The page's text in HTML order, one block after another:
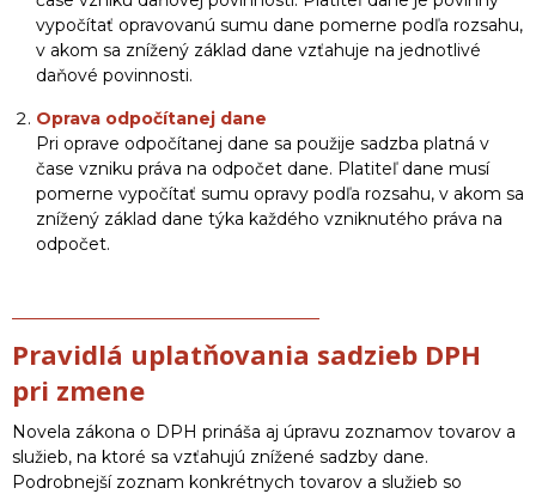
vypočítať opravovanú sumu dane pomerne podľa rozsahu,
v akom sa znížený základ dane vzťahuje na jednotlivé
daňové povinnosti.
Oprava odpočítanej dane
Pri oprave odpočítanej dane sa použije sadzba platná v
čase vzniku práva na odpočet dane. Platiteľ dane musí
pomerne vypočítať sumu opravy podľa rozsahu, v akom sa
znížený základ dane týka každého vzniknutého práva na
odpočet.
Pravidlá uplatňovania sadzieb DPH
pri zmene
Novela zákona o DPH prináša aj úpravu zoznamov tovarov a
služieb, na ktoré sa vzťahujú znížené sadzby dane.
Podrobnejší zoznam konkrétnych tovarov a služieb so